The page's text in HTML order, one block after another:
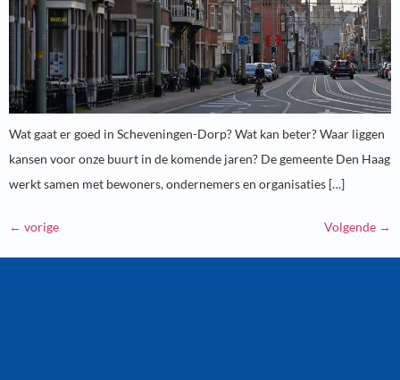
Wat gaat er goed in Scheveningen-Dorp? Wat kan beter? Waar liggen
kansen voor onze buurt in de komende jaren? De gemeente Den Haag
werkt samen met bewoners, ondernemers en organisaties […]
← vorige Volgende →